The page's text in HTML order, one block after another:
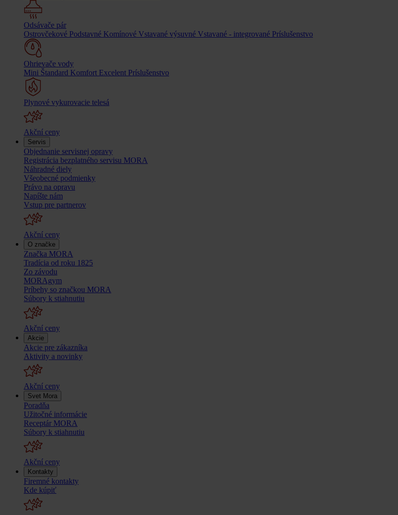
Odsávače pár
Ostrovčekové Podstavné Komínové Vstavané výsuvné Vstavané - integrované Príslušenstvo
Ohrievače vody
Mini Štandard Komfort Excelent Príslušenstvo
Plynové vykurovacie telesá
Akční ceny
Servis
Objednanie servisnej opravy
Registrácia bezplatného servisu MORA
Náhradné diely
Všeobecné podmienky
Právo na opravu
Napíšte nám
Vstup pre partnerov
Akční ceny
O značke
Značka MORA
Tradícia od roku 1825
Zo závodu
MORAgym
Príbehy so značkou MORA
Súbory k stiahnutiu
Akční ceny
Akcie
Akcie pre zákazníka
Aktivity a novinky
Akční ceny
Svet Mora
Poradňa
Užitočné informácie
Receptár MORA
Súbory k stiahnutiu
Akční ceny
Kontakty
Firemné kontakty
Kde kúpiť